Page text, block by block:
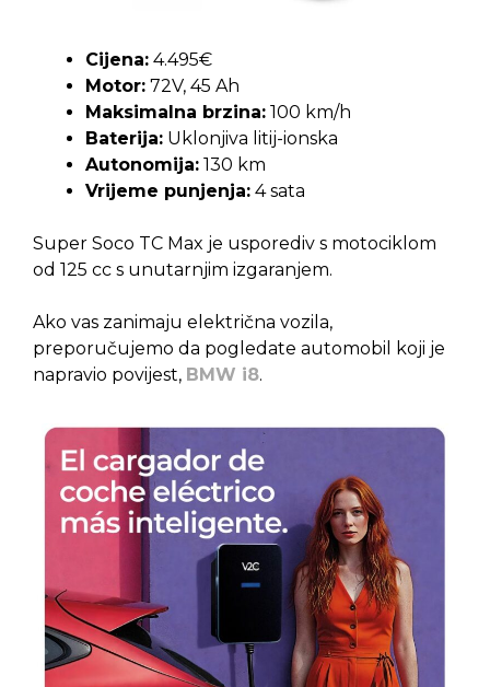
Cijena: 4.495€
Motor: 72V, 45 Ah
Maksimalna brzina: 100 km/h
Baterija: Uklonjiva litij-ionska
Autonomija: 130 km
Vrijeme punjenja: 4 sata
Super Soco TC Max je usporediv s motociklom
od 125 cc s unutarnjim izgaranjem.
Ako vas zanimaju električna vozila,
preporučujemo da pogledate automobil koji je
napravio povijest, BMW i8.